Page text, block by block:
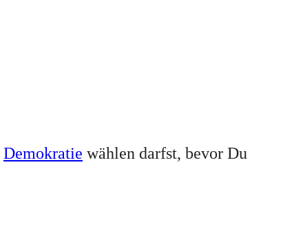
Demokratie wählen darfst, bevor Du